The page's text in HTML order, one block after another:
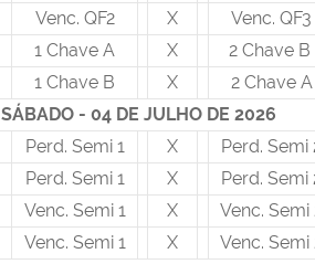
Venc. QF2 X
Venc. QF3
1 Chave A X
2 Chave B
1 Chave B X
2 Chave A
SÁBADO - 04 DE JULHO DE 2026
Perd. Semi 1 X
Perd. Semi
Perd. Semi 1 X
Perd. Semi
Venc. Semi 1 X
Venc. Semi
Venc. Semi 1 X Venc. Semi